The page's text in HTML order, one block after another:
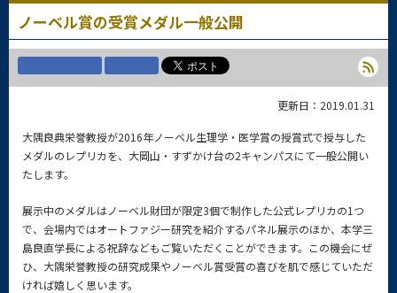
ノーベル賞の受賞メダル一般公開
更新日：2019.01.31
大隅良典栄誉教授が2016年ノーベル生理学・医学賞の授賞式で授与した
メダルのレプリカを、大岡山・すずかけ台の2キャンパスにて一般公開い
たします。
展示中のメダルはノーベル財団が限定3個で制作した公式レプリカの1つ
で、会場内ではオートファジー研究を紹介するパネル展示のほか、本学三
島良直学長による祝辞などもご覧いただくことができます。この機会にぜ
ひ、大隅栄誉教授の研究成果やノーベル賞受賞の喜びを肌で感じていただ
ければ嬉しく思います。